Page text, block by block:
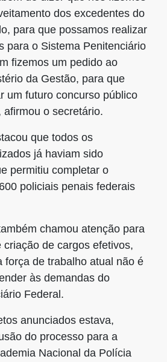
dos excedentes do
para que possamos realizar
para o Sistema Penitenciário
fizemos um pedido ao
da Gestão, para que
um futuro concurso público
afirmou o secretário.
que todos os
já haviam sido
permitiu completar o
policiais penais federais
chamou atenção para
de cargos efetivos,
força de trabalho atual não é
às demandas do
Federal.
anunciados estava,
do processo para a
Nacional da Polícia